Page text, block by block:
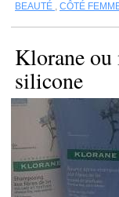
BEAUTÉ , CÔTÉ
Klorane ou
silicone